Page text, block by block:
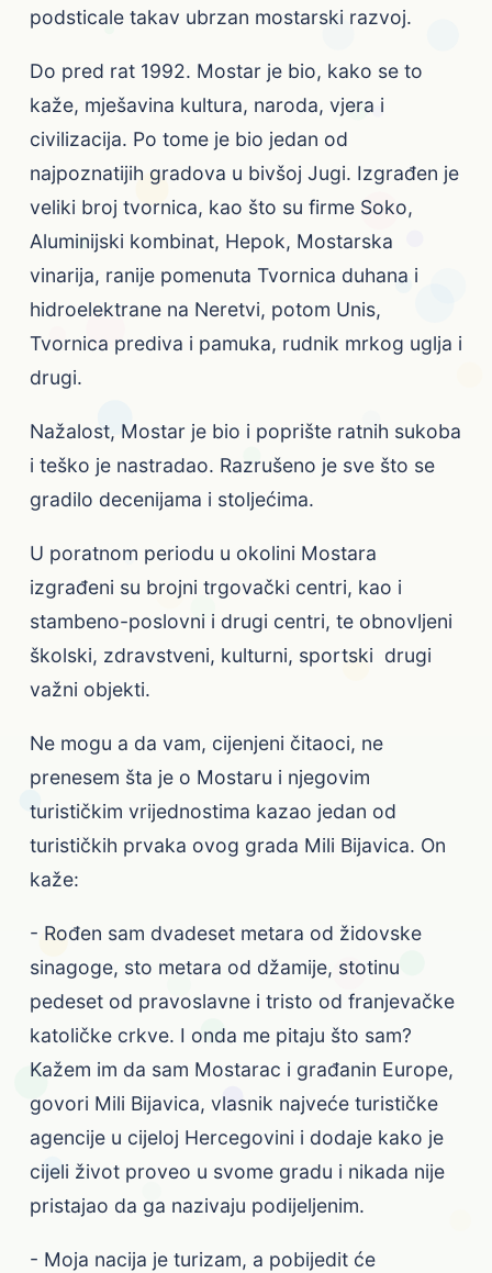
podsticale takav ubrzan mostarski razvoj.
Do pred rat 1992. Mostar je bio, kako se to
kaže, mješavina kultura, naroda, vjera i
civilizacija. Po tome je bio jedan od
najpoznatijih gradova u bivšoj Jugi. Izgrađen je
veliki broj tvornica, kao što su firme Soko,
Aluminijski kombinat, Hepok, Mostarska
vinarija, ranije pomenuta Tvornica duhana i
hidroelektrane na Neretvi, potom Unis,
Tvornica prediva i pamuka, rudnik mrkog uglja i
drugi.
Nažalost, Mostar je bio i poprište ratnih sukoba
i teško je nastradao. Razrušeno je sve što se
gradilo decenijama i stoljećima.
U poratnom periodu u okolini Mostara
izgrađeni su brojni trgovački centri, kao i
stambeno-poslovni i drugi centri, te obnovljeni
školski, zdravstveni, kulturni, sportski drugi
važni objekti.
Ne mogu a da vam, cijenjeni čitaoci, ne
prenesem šta je o Mostaru i njegovim
turističkim vrijednostima kazao jedan od
turističkih prvaka ovog grada Mili Bijavica. On
kaže:
- Rođen sam dvadeset metara od židovske
sinagoge, sto metara od džamije, stotinu
pedeset od pravoslavne i tristo od franjevačke
katoličke crkve. I onda me pitaju što sam?
Kažem im da sam Mostarac i građanin Europe,
govori Mili Bijavica, vlasnik najveće turističke
agencije u cijeloj Hercegovini i dodaje kako je
cijeli život proveo u svome gradu i nikada nije
pristajao da ga nazivaju podijeljenim.
- Moja nacija je turizam, a pobijedit će